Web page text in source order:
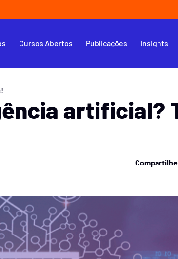
Cursos Abertos Publicações Insights
artificial?